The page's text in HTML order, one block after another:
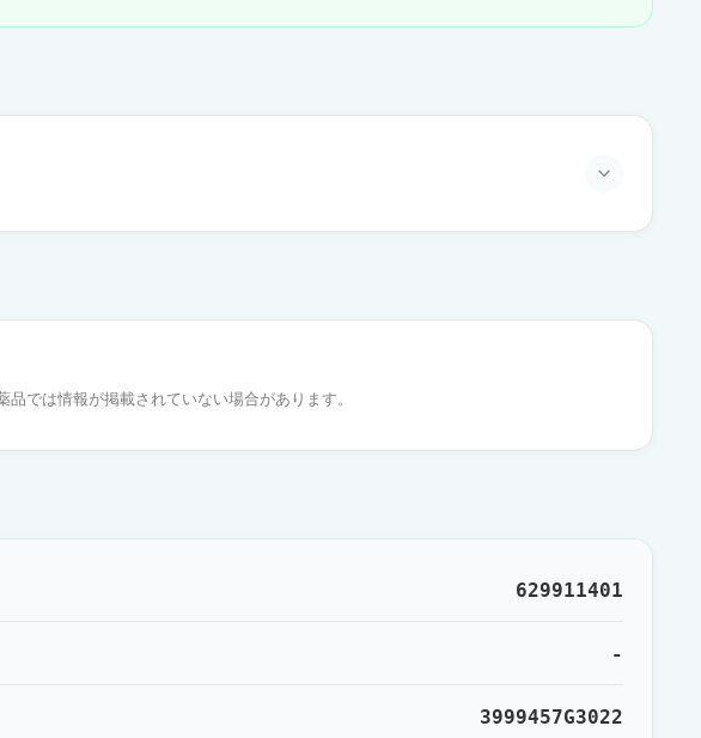
では情報が掲載されていない場合があります。
629911401
-
3999457G3022